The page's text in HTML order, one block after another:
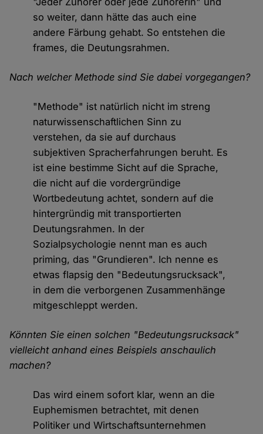
so weiter, dann hätte das auch eine
andere Färbung gehabt. So entstehen die
frames, die Deutungsrahmen.
Nach welcher Methode sind Sie dabei vorgegangen?
"Methode" ist natürlich nicht im streng
naturwissenschaftlichen Sinn zu
verstehen, da sie auf durchaus
subjektiven Spracherfahrungen beruht. Es
ist eine bestimme Sicht auf die Sprache,
die nicht auf die vordergründige
Wortbedeutung achtet, sondern auf die
hintergründig mit transportierten
Deutungsrahmen. In der
Sozialpsychologie nennt man es auch
priming, das "Grundieren". Ich nenne es
etwas flapsig den "Bedeutungsrucksack",
in dem die verborgenen Zusammenhänge
mitgeschleppt werden.
Könnten Sie einen solchen "Bedeutungsrucksack"
vielleicht anhand eines Beispiels anschaulich
machen?
Das wird einem sofort klar, wenn an die
Euphemismen betrachtet, mit denen
Politiker und Wirtschaftsunternehmen